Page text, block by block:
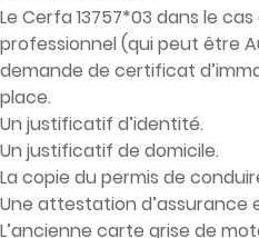
Le Cerfa 13757*03 dans le
professionnel (qui peut être
demande de certificat
place.
Un justificatif d’identité.
Un justificatif de domicile.
La copie du permis de
Une attestation d’assurance
L’ancienne carte grise de